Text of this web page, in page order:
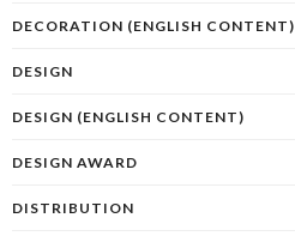
DECORATION (ENGLISH CONTENT)
DESIGN
DESIGN (ENGLISH CONTENT)
DESIGN AWARD
DISTRIBUTION